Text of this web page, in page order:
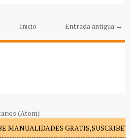
Entrada antigua →
Inicio
(Atom)
MANUALIDADES